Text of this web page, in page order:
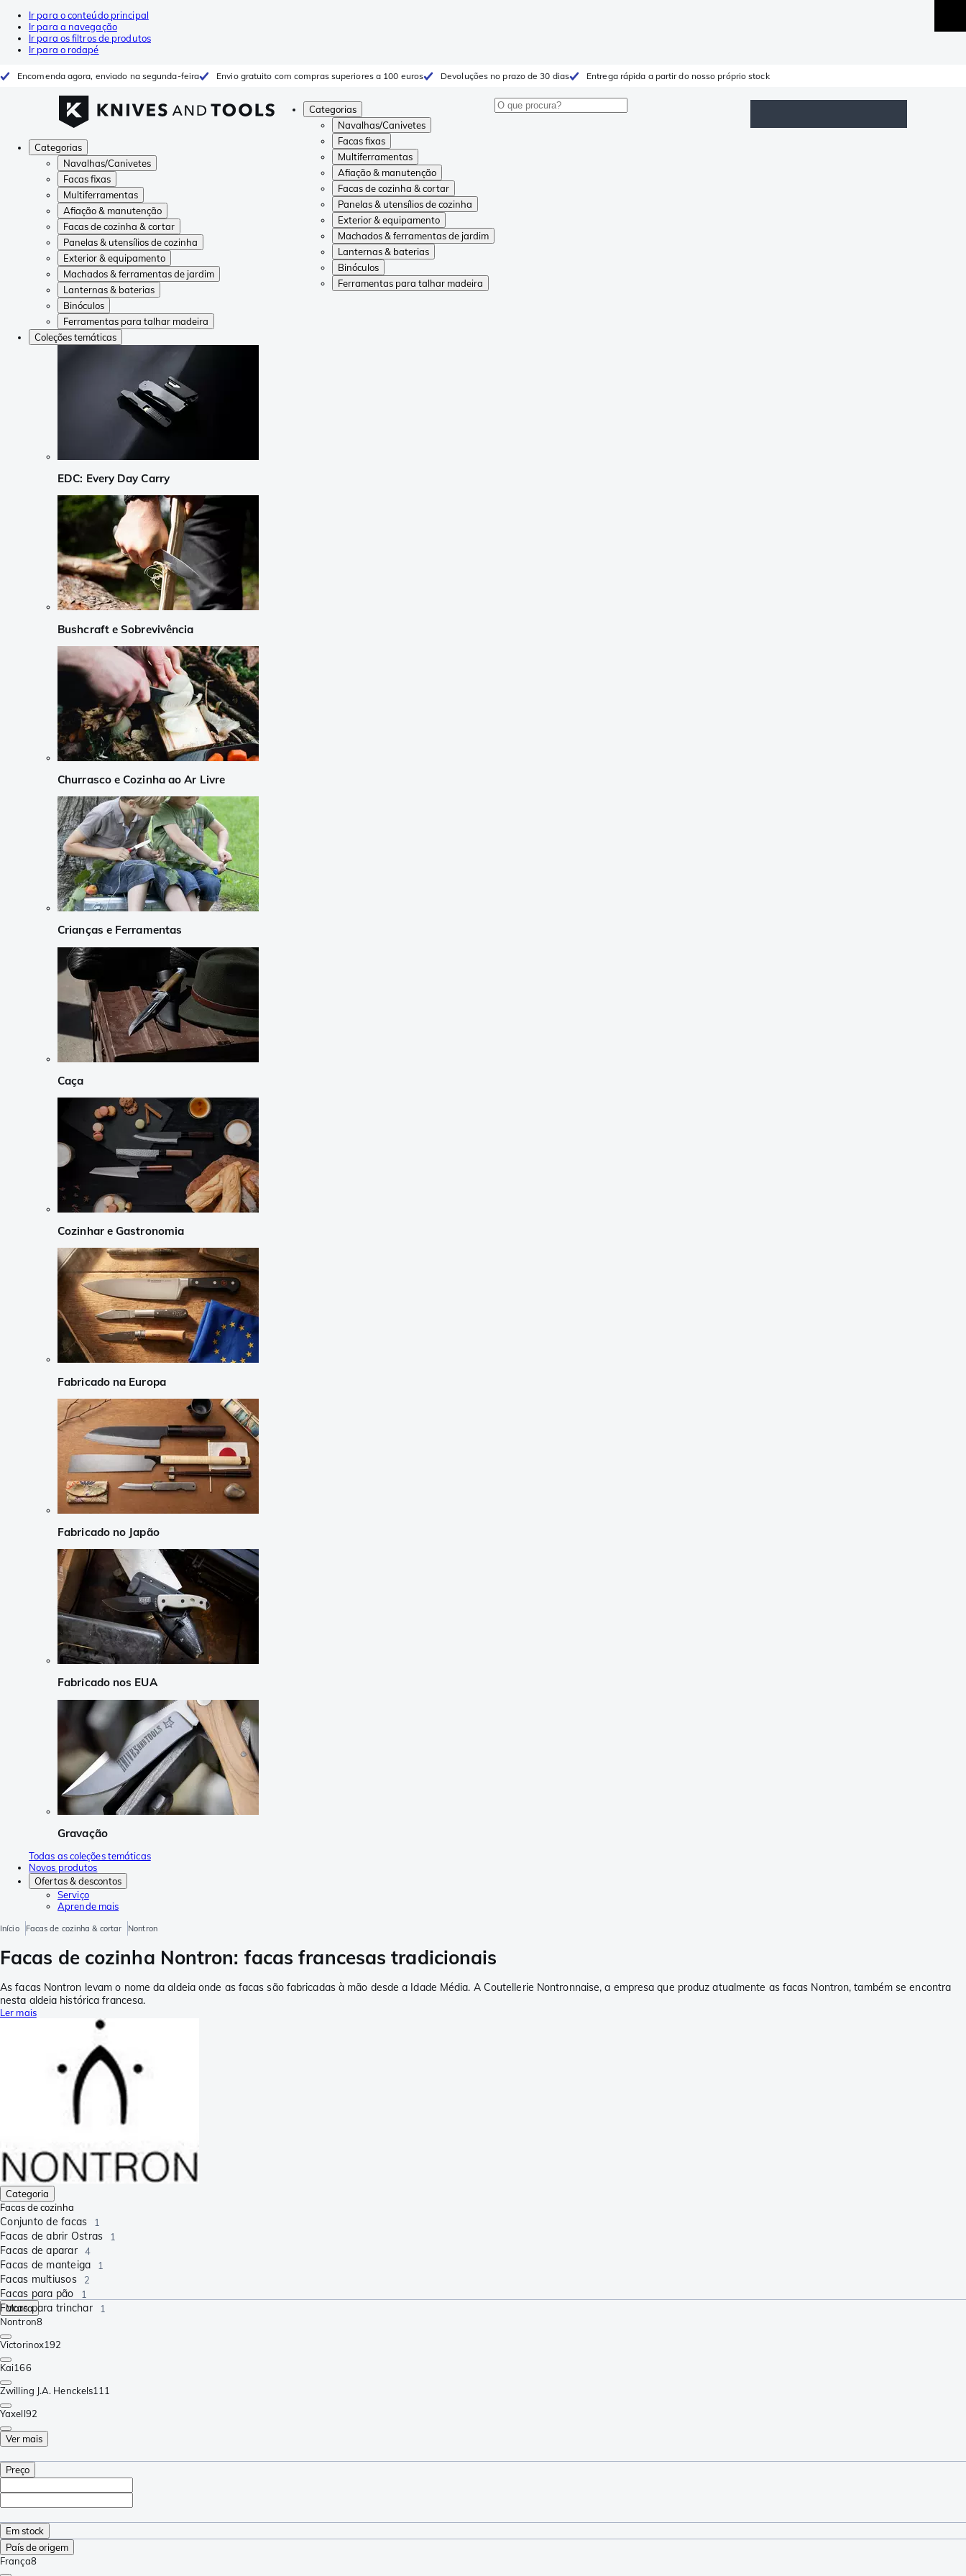
Ir para o conteúdo principal
Ir para a navegação
Ir para os filtros de produtos
Ir para o rodapé
Encomenda agora, enviado na segunda-feira Envio gratuito com compras superiores a 100 euros Devoluções no prazo de 30 dias Entrega rápida a partir do nosso próprio stock
Categorias
Navalhas/Canivetes
Facas fixas
Multiferramentas
Afiação & manutenção
Facas de cozinha & cortar
Panelas & utensílios de cozinha
Exterior & equipamento
Machados & ferramentas de jardim
Lanternas & baterias
Binóculos
Ferramentas para talhar madeira
Categorias
Navalhas/Canivetes
Facas fixas
Multiferramentas
Afiação & manutenção
Facas de cozinha & cortar
Panelas & utensílios de cozinha
Exterior & equipamento
Machados & ferramentas de jardim
Lanternas & baterias
Binóculos
Ferramentas para talhar madeira
Coleções temáticas
EDC: Every Day Carry
Bushcraft e Sobrevivência
Churrasco e Cozinha ao Ar Livre
Crianças e Ferramentas
Caça
Cozinhar e Gastronomia
Fabricado na Europa
Fabricado no Japão
Fabricado nos EUA
Gravação
Todas as coleções temáticas
Novos produtos
Ofertas & descontos
Serviço
Aprende mais
Início Facas de cozinha & cortar Nontron
Facas de cozinha Nontron: facas francesas tradicionais
As facas Nontron levam o nome da aldeia onde as facas são fabricadas à mão desde a Idade Média. A Coutellerie Nontronnaise, a empresa que produz atualmente as facas Nontron, também se encontra
nesta aldeia histórica francesa.
Ler mais
Categoria
Facas de cozinha
Conjunto de facas 1
Facas de abrir Ostras 1
Facas de aparar 4
Facas de manteiga 1
Facas multiusos 2
Facas para pão 1
Facas para trinchar 1
Marca
Nontron8
Victorinox192
Kai166
Zwilling J.A. Henckels111
Yaxell92
Ver mais
Preço
Em stock
País de origem
França8